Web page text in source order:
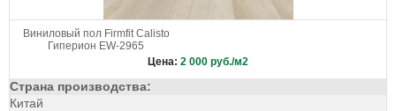
Виниловый пол Firmfit Calisto
Гиперион EW-2965
Цена: 2 000 руб./м2
Страна производства:
Китай